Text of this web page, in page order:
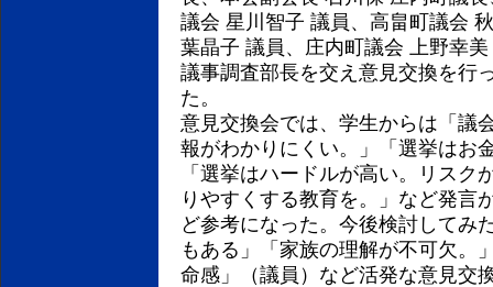
議会 星川智子 議員、高畠町議会 秋
葉晶子 議員、庄内町議会 上野幸
議事調査部長を交え意見交換を行
た。
意見交換会では、学生からは「議
報がわかりにくい。」「選挙はお
「選挙はハードルが高い。リス
りやすくする教育を。」など発言
ど参考になった。今後検討してみ
もある」「家族の理解が不可欠。
命感」（議員）など活発な意見交